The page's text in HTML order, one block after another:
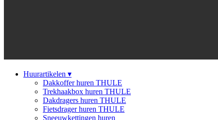
Huurartikelen ▾
Dakkoffer huren THULE
Trekhaakbox huren THULE
Dakdragers huren THULE
Fietsdrager huren THULE
Sneeuwkettingen huren